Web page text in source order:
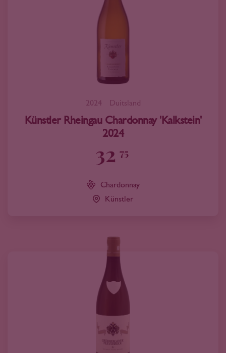
2024 Duitsland
Künstler Rheingau Chardonnay 'Kalkstein'
2024
32 75
Chardonnay
Künstler